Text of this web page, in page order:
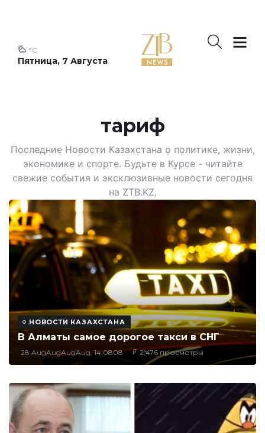
Пятница, 7 Августа
°C
тариф
Последние Новости Казахстана о политике, жизни,
экономике и спорте. Будьте в Курсе - читайте
свежие события и эксклюзивные новости сегодня
на ZTB.KZ.
НОВОСТИ КАЗАХСТАНА
В Алматы самое дорогое такси в СНГ
28 AugAugAugAug, 14:0808 2,476 просмотры